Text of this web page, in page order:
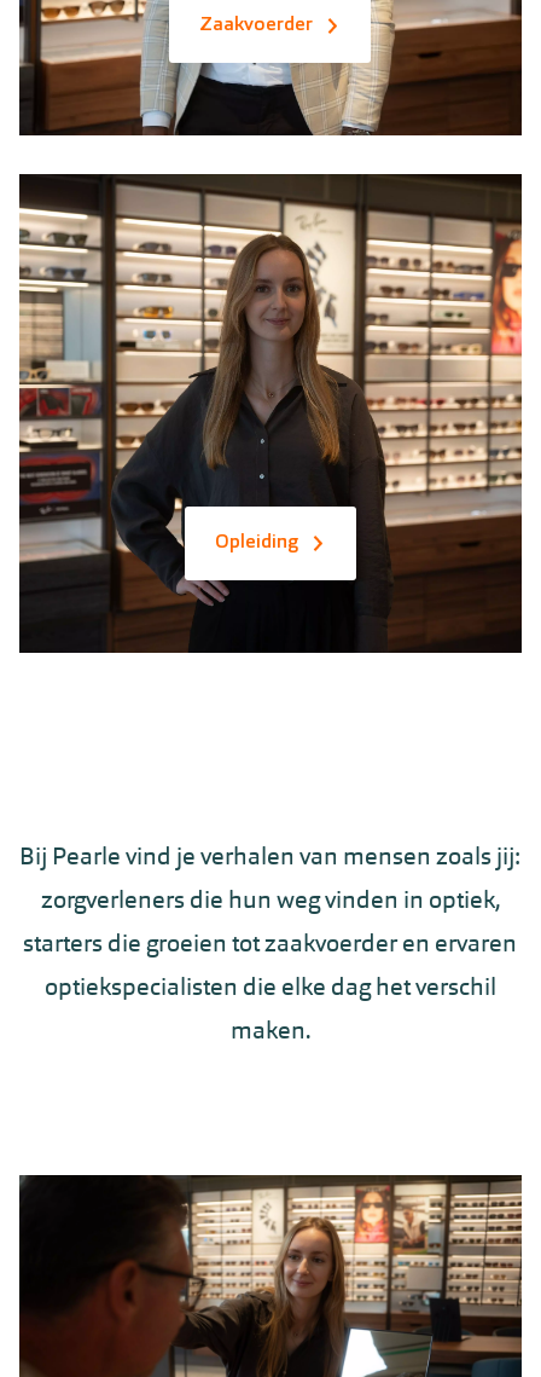
Zaakvoerder
Opleiding
Bij Pearle vind je verhalen van mensen zoals jij:
zorgverleners die hun weg vinden in optiek,
starters die groeien tot zaakvoerder en ervaren
optiekspecialisten die elke dag het verschil
maken.